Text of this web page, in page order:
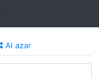
Al azar